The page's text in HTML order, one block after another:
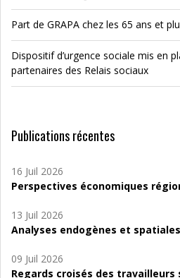
Part de GRAPA chez les 65 ans et
Dispositif d’urgence sociale mis en
partenaires des Relais sociaux
Publications récentes
16 Juil 2026
Perspectives économiques
13 Juil 2026
Analyses endogènes et spatiales
09 Juil 2026
Regards croisés des travailleurs